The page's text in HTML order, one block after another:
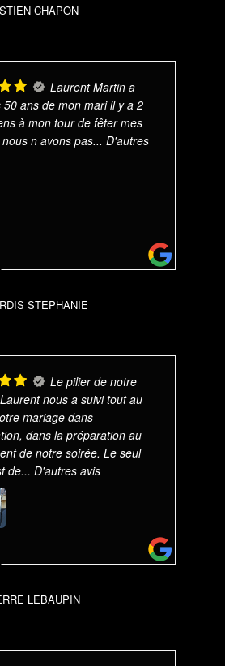
CHAPON
Laurent Martin a
50 ans de mon mari il y a 2
à mon tour de fêter mes
n avons pas... D'autres
STEPHANIE
Le pilier de notre
nous a suivi tout au
mariage dans
dans la préparation au
de notre soirée. Le seul
de... D'autres avis
LEBAUPIN